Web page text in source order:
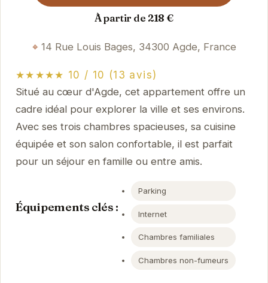
À partir de 218 €
14 Rue Louis Bages, 34300 Agde, France
★★★★★ 10 / 10 (13 avis)
Situé au cœur d'Agde, cet appartement offre un
cadre idéal pour explorer la ville et ses environs.
Avec ses trois chambres spacieuses, sa cuisine
équipée et son salon confortable, il est parfait
pour un séjour en famille ou entre amis.
Équipements clés :
Parking
Internet
Chambres familiales
Chambres non-fumeurs